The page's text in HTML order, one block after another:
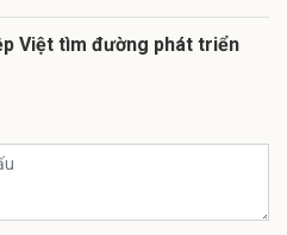
Việt tìm đường phát triển